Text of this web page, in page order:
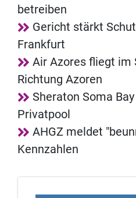
betreiben
Gericht stärkt
Frankfurt
Air Azores fliegt im
Richtung Azoren
Sheraton Soma
Privatpool
AHGZ meldet
Kennzahlen